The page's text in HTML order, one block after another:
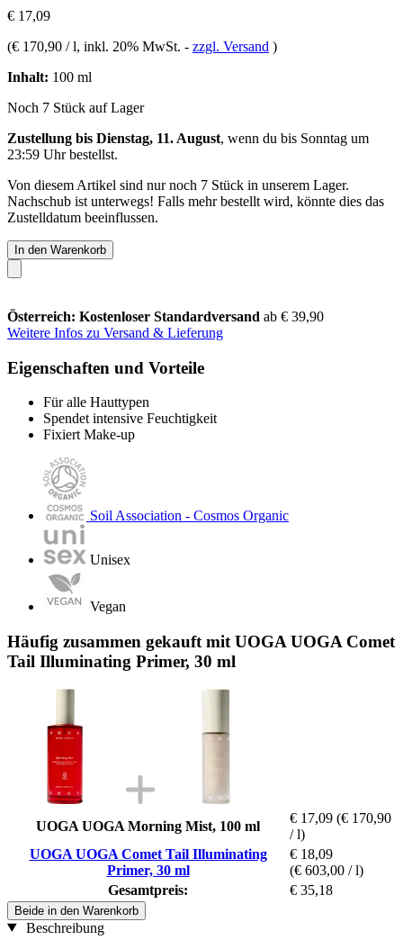
€ 17,09
(€ 170,90 / l, inkl. 20% MwSt. - zzgl. Versand )
Inhalt: 100 ml
Noch 7 Stück auf Lager
Zustellung bis Dienstag, 11. August, wenn du bis Sonntag um
23:59 Uhrbestellst.
Von diesem Artikel sind nur noch 7 Stück in unserem Lager.
Nachschub ist unterwegs! Falls mehr bestellt wird, könnte dies das
Zustelldatum beeinflussen.
In den Warenkorb
Österreich: Kostenloser Standardversand ab € 39,90
Weitere Infos zu Versand & Lieferung
Eigenschaften und Vorteile
Für alle Hauttypen
Spendet intensive Feuchtigkeit
Fixiert Make-up
Soil Association - Cosmos Organic
Unisex
Vegan
Häufig zusammen gekauft mit UOGA UOGA Comet
Tail Illuminating Primer, 30 ml
UOGA UOGA Morning Mist, 100 ml
€ 17,09 (€ 170,90
/ l)
UOGA UOGA Comet Tail Illuminating
Primer, 30 ml
€ 18,09
(€ 603,00 / l)
Gesamtpreis:
€ 35,18
Beide in den Warenkorb
Beschreibung